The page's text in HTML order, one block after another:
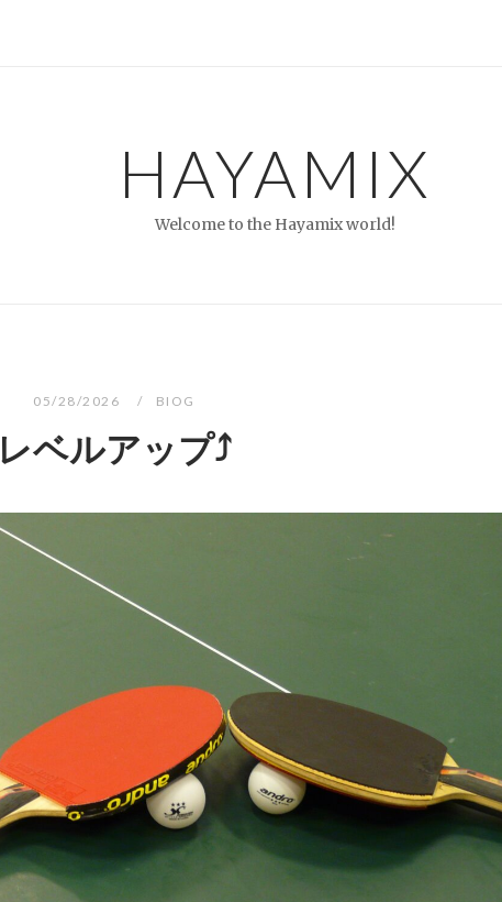
HAYAMIX
Welcome to the Hayamix world!
05/28/2026 BIOG
レベルアップ⤴︎